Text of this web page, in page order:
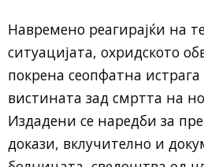
Навремено реагирајќи на
ситуацијата, охридското
покрена сеопфатна истрага
вистината зад смртта на
Издадени се наредби за
докази, вклучително и